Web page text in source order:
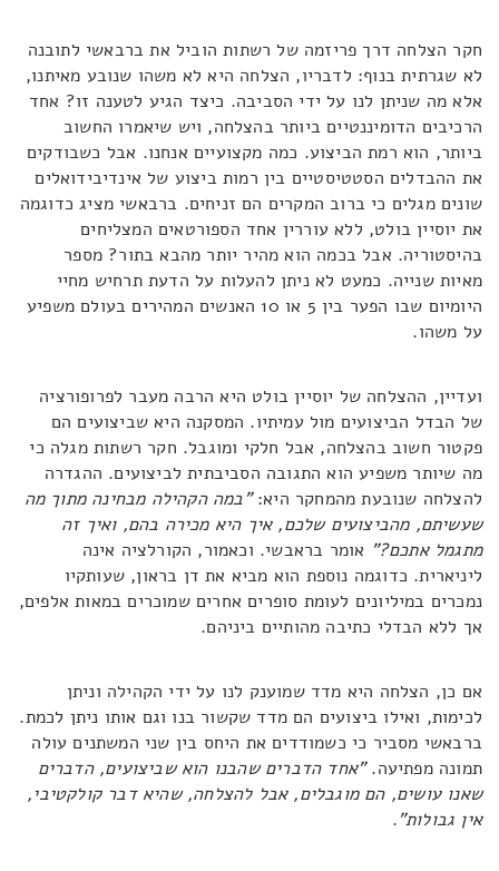
חקר הצלחה דרך פריזמה של רשתות הוביל את ברבאשי לתובנה
לא שגרתית בנוף: לדבריו, הצלחה היא לא משהו שנובע מאיתנו,
אלא מה שניתן לנו על ידי הסביבה. כיצד הגיע לטענה זו? אחד
הרכיבים הדומיננטיים ביותר בהצלחה, ויש שיאמרו החשוב
ביותר, הוא רמת הביצוע. כמה מקצועיים אנחנו. אבל כשבודקים
את ההבדלים הסטטיסטיים בין רמות ביצוע של אינדיבידואלים
שונים מגלים כי ברוב המקרים הם זניחים. ברבאשי מציג כדוגמה
את יוסיין בולט, ללא עוררין אחד הספורטאים המצליחים
בהיסטוריה. אבל בכמה הוא מהיר יותר מהבא בתור? מספר
מאיות שנייה. כמעט לא ניתן להעלות על הדעת תרחיש מחיי
היומיום שבו הפער בין 5 או 10 האנשים המהירים בעולם משפיע
על משהו.
ועדיין, ההצלחה של יוסיין בולט היא הרבה מעבר לפרופורציה
של הבדל הביצועים מול עמיתיו. המסקנה היא שביצועים הם
פקטור חשוב בהצלחה, אבל חלקי ומוגבל. חקר רשתות מגלה כי
מה שיותר משפיע הוא התגובה הסביבתית לביצועים. ההגדרה
להצלחה שנובעת מהמחקר היא:"במה הקהילה מבחינה מתוך מה
שעשיתם, מהביצועים שלכם, איך היא מכירה בהם, ואיך זה
מתגמל אתכם?" אומר בראבשי. וכאמור, הקורלציה אינה
ליניארית. כדוגמה נוספת הוא מביא את דן בראון, שעותקיו
נמכרים במיליונים לעומת סופרים אחרים שמוכרים במאות אלפים,
אך ללא הבדלי כתיבה מהותיים ביניהם.
אם כן, הצלחה היא מדד שמוענק לנו על ידי הקהילה וניתן
לכימות, ואילו ביצועים הם מדד שקשור בנו וגם אותו ניתן לכמת.
ברבאשי מסביר כי כשמודדים את היחס בין שני המשתנים עולה
תמונה מפתיעה."אחד הדברים שהבנו הוא שביצועים, הדברים
שאנו עושים, הם מוגבלים, אבל להצלחה, שהיא דבר קולקטיבי,
אין גבולות".